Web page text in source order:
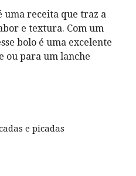
uma receita que traz a
e textura. Com um
bolo é uma excelente
ou para um lanche
e picadas